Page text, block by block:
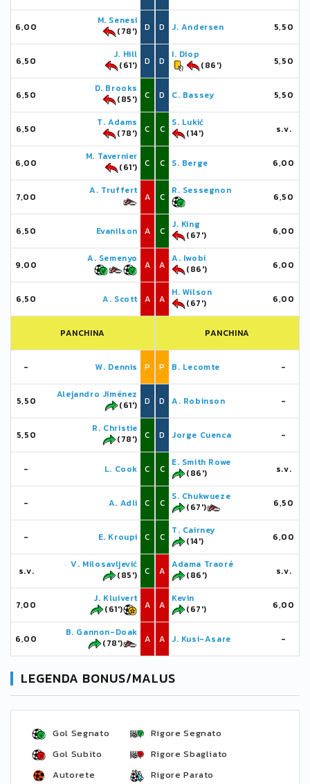
6,00
M. Senesi
(78')
D
6,50
J. Hill
(61')
D
6,50
D. Brooks
(85')
C
6,50
T. Adams
(78')
C
6,00
M. Tavernier
(61')
C
7,00
A. Truffert
A
6,50 Evanilson A
9,00
A. Semenyo
A
6,50 A. Scott A
PANCHINA
- W. Dennis P
5,50
Alejandro Jiménez
(61')
D
5,50
R. Christie
(78')
C
- L. Cook C
- A. Adli C
- E. Kroupi C
s.v.
V. Milosavljević
(85')
C
7,00
J. Kluivert
(61')
A
6,00
B. Gannon-Doak
(78')
A
D J. Andersen 5,50
D
I. Diop
(86')
5,50
D C. Bassey 5,50
C
S. Lukić
(14')
s.v.
C S. Berge 6,00
C
R. Sessegnon
6,50
C
J. King
(67')
6,00
A
A. Iwobi
(86')
6,00
A
H. Wilson
(67')
6,00
PANCHINA
P B. Lecomte -
D A. Robinson -
D Jorge Cuenca -
C
E. Smith Rowe
(86')
s.v.
C
S. Chukwueze
(67')
6,50
C
T. Cairney
(14')
6,00
A
Adama Traoré
(86')
s.v.
A
Kevin
(67')
6,00
A J. Kusi-Asare -
LEGENDA BONUS/MALUS
Gol Segnato
Gol Subito
Autorete
Rigore Segnato
Rigore Sbagliato
Rigore Parato